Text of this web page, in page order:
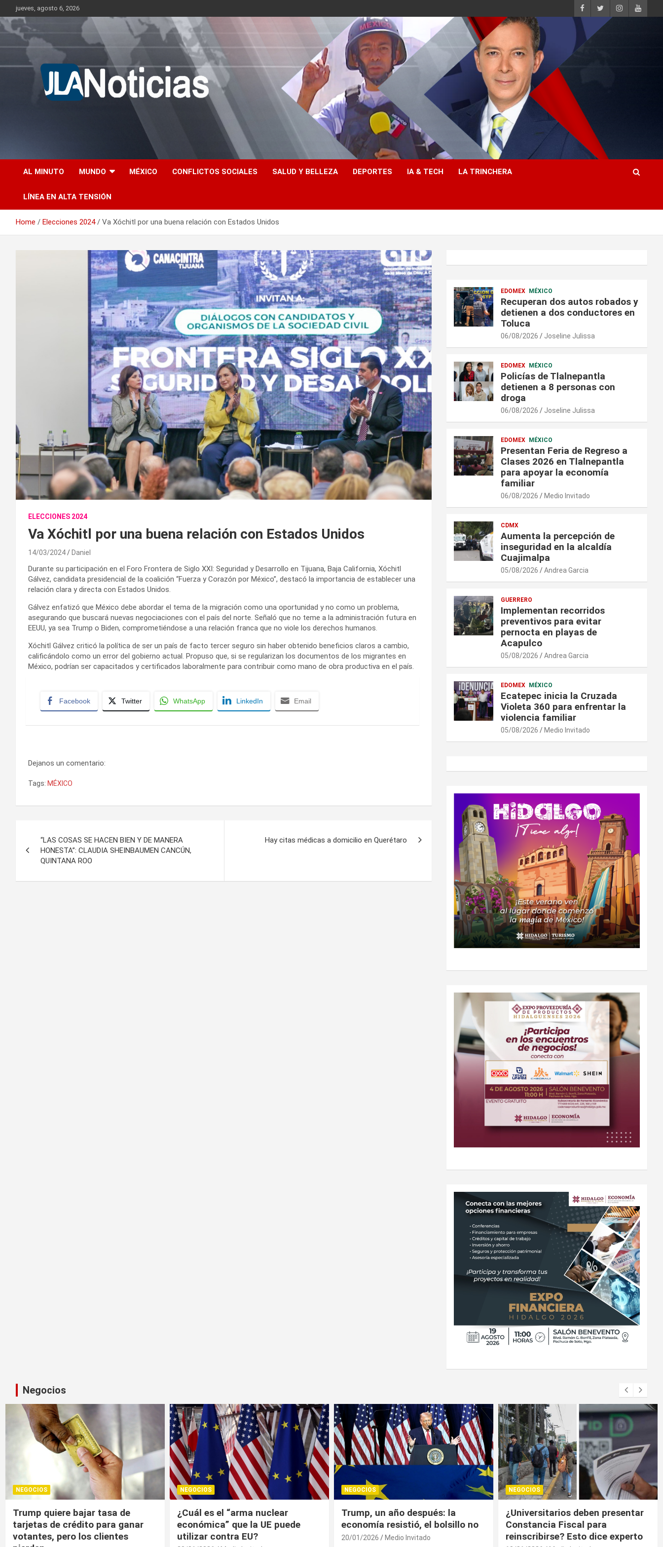
to
content
jueves, agosto 6, 2026
Jlanoticias
AL MINUTO MUNDO MÉXICO CONFLICTOS SOCIALES SALUD Y BELLEZA DEPORTES IA & TECH LA TRINCHERA
LÍNEA EN ALTA TENSIÓN
Home Elecciones 2024 Va Xóchitl por una buena relación con Estados Unidos
ELECCIONES 2024
Va Xóchitl por una buena relación con Estados Unidos
14/03/2024 Daniel
Durante su participación en el Foro Frontera de Siglo XXI: Seguridad y Desarrollo en Tijuana, Baja California, Xóchitl
Gálvez, candidata presidencial de la coalición “Fuerza y Corazón por México”, destacó la importancia de establecer una
relación clara y directa con Estados Unidos.
Gálvez enfatizó que México debe abordar el tema de la migración como una oportunidad y no como un problema,
asegurando que buscará nuevas negociaciones con el país del norte. Señaló que no teme a la administración futura en
EEUU, ya sea Trump o Biden, comprometiéndose a una relación franca que no viole los derechos humanos.
Xóchitl Gálvez criticó la política de ser un país de facto tercer seguro sin haber obtenido beneficios claros a cambio,
calificándolo como un error del gobierno actual. Propuso que, si se regularizan los documentos de los migrantes en
México, podrían ser capacitados y certificados laboralmente para contribuir como mano de obra productiva en el país.
Facebook Twitter WhatsApp LinkedIn Email
Dejanos un comentario:
Tags: MÉXICO
de
entradas
“LAS COSAS SE HACEN BIEN Y DE MANERA
HONESTA”: CLAUDIA SHEINBAUMEN CANCÚN,
QUINTANA ROO
Hay citas médicas a domicilio en Querétaro
EDOMEX MÉXICO
Recuperan dos autos robados y
detienen a dos conductores en
Toluca
06/08/2026 Joseline Julissa
EDOMEX MÉXICO
Policías de Tlalnepantla
detienen a 8 personas con
droga
06/08/2026 Joseline Julissa
EDOMEX MÉXICO
Presentan Feria de Regreso a
Clases 2026 en Tlalnepantla
para apoyar la economía
familiar
06/08/2026 Medio Invitado
CDMX
Aumenta la percepción de
inseguridad en la alcaldía
Cuajimalpa
05/08/2026 Andrea Garcia
GUERRERO
Implementan recorridos
preventivos para evitar
pernocta en playas de
Acapulco
05/08/2026 Andrea Garcia
EDOMEX MÉXICO
Ecatepec inicia la Cruzada
Violeta 360 para enfrentar la
violencia familiar
05/08/2026 Medio Invitado
Negocios
NEGOCIOS
¿Cuál es el “arma nuclear
económica” que la UE puede
utilizar contra EU?
NEGOCIOS
Trump, un año después: la
economía resistió, el bolsillo no
20/01/2026 Medio Invitado
NEGOCIOS
¿Universitarios deben presentar
Constancia Fiscal para
reinscribirse? Esto dice experto
NEGOCIOS
Trump contiene el déficit
comercial de bienes, pero sin
descenso